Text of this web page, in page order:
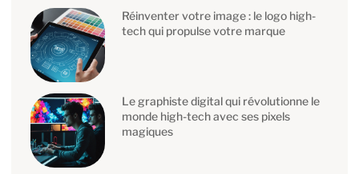
Réinventer votre image : le logo high-
tech qui propulse votre marque
Le graphiste digital qui révolutionne le
monde high-tech avec ses pixels
magiques